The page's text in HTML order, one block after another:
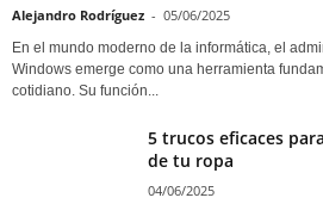
Alejandro Rodríguez - 05/06/2025
En el mundo moderno de la informática, el
Windows emerge como una herramienta
cotidiano. Su función...
5 trucos eficaces
de tu ropa
04/06/2025